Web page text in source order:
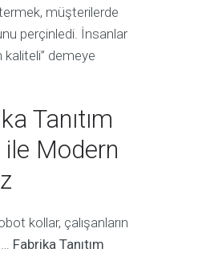
müşterilerde
perçinledi. İnsanlar
kaliteli” demeye
Tanıtım
Modern
kollar, çalışanların
Fabrika Tanıtım